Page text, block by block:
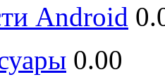
Android
0.00